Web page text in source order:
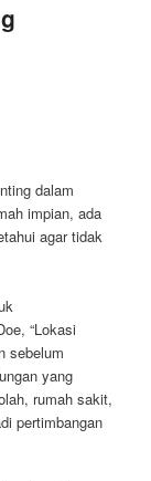
dalam
impian, ada
agar tidak
“Lokasi
sebelum
yang
rumah sakit,
pertimbangan